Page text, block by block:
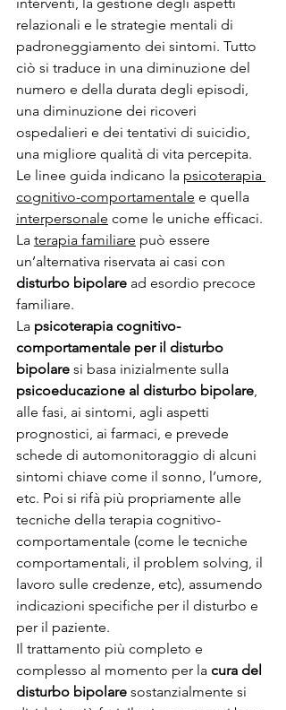
relazionali e le strategie mentali di
padroneggiamento dei sintomi. Tutto
ciò si traduce in una diminuzione del
numero e della durata degli episodi,
una diminuzione dei ricoveri
ospedalieri e dei tentativi di suicidio,
una migliore qualità di vita percepita.
Le linee guida indicano la psicoterapia
cognitivo-comportamentale e quella
interpersonale come le uniche efficaci.
La terapia familiare può essere
un’alternativa riservata ai casi con
disturbo bipolare ad esordio precoce
familiare.
La psicoterapia cognitivo-
comportamentale per il disturbo
bipolare si basa inizialmente sulla
psicoeducazione al disturbo bipolare,
alle fasi, ai sintomi, agli aspetti
prognostici, ai farmaci, e prevede
schede di automonitoraggio di alcuni
sintomi chiave come il sonno, l’umore,
etc. Poi si rifà più propriamente alle
tecniche della terapia cognitivo-
comportamentale (come le tecniche
comportamentali, il problem solving, il
lavoro sulle credenze, etc), assumendo
indicazioni specifiche per il disturbo e
per il paziente.
Il trattamento più completo e
complesso al momento per la cura del
disturbo bipolare sostanzialmente si